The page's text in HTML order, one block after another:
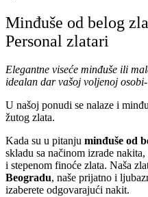
Minđuše od belog
Personal zlatari
Elegantne viseće minđuše ili
idealan dar vašoj voljenoj osobi-
U našoj ponudi se nalaze i
žutog zlata.
Kada su u pitanju minđuše od
skladu sa načinom izrade
i stepenom finoće zlata. Naša
Beogradu, naše prijatno i
izaberete odgovarajući nakit.